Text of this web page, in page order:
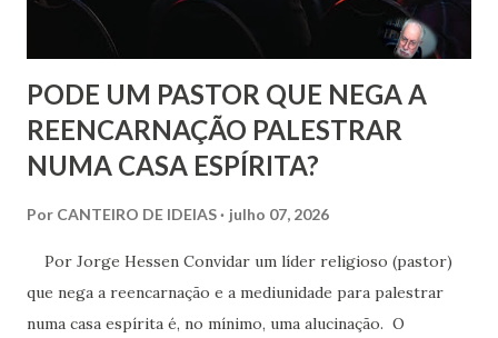
PODE UM PASTOR QUE NEGA A
REENCARNAÇÃO PALESTRAR
NUMA CASA ESPÍRITA?
Por CANTEIRO DE IDEIAS julho 07, 2026
Por Jorge Hessen Convidar um líder religioso (pastor)
que nega a reencarnação e a mediunidade para palestrar
numa casa espírita é, no mínimo, uma alucinação. O